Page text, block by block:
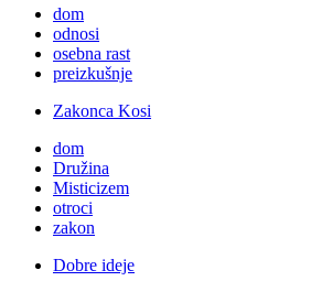
dom
odnosi
osebna rast
preizkušnje
Zakonca Kosi
dom
Družina
Misticizem
otroci
zakon
Dobre ideje